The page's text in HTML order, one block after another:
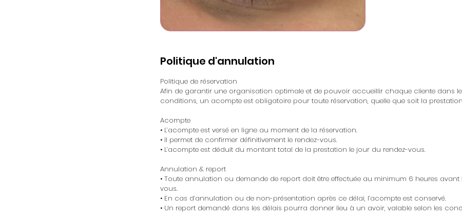
Politique d'annulation
Politique de réservation
Afin de garantir une organisation optimale et de pouvoir accueillir chaque cliente dans
conditions, un acompte est obligatoire pour toute réservation, quelle que soit la
Acompte
• L’acompte est versé en ligne au moment de la réservation.
• Il permet de confirmer définitivement le rendez-vous.
• L’acompte est déduit du montant total de la prestation le jour du rendez-vous.
Annulation & report
• Toute annulation ou demande de report doit être effectuée au minimum 6 heures avant
vous.
• En cas d’annulation ou de non-présentation après ce délai, l’acompte est conservé.
• Un report demandé dans les délais pourra donner lieu à un avoir, valable selon les